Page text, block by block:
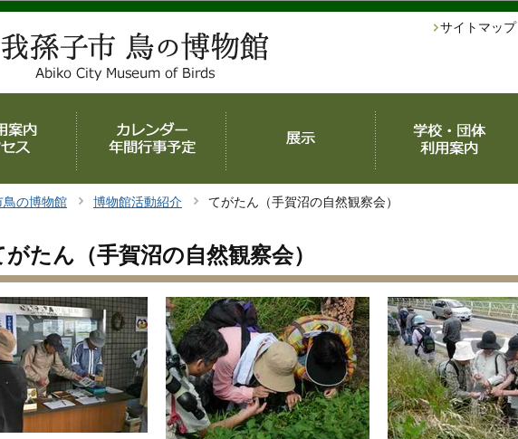
このページの本文へ移動
サイトマップ
鳥の博物館 博物館活動紹介 てがたん（手賀沼の自然観察会）
がたん（手賀沼の自然観察会）